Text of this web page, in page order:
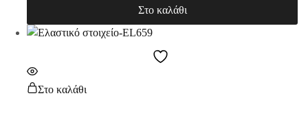
Στο καλάθι
Στο καλάθι